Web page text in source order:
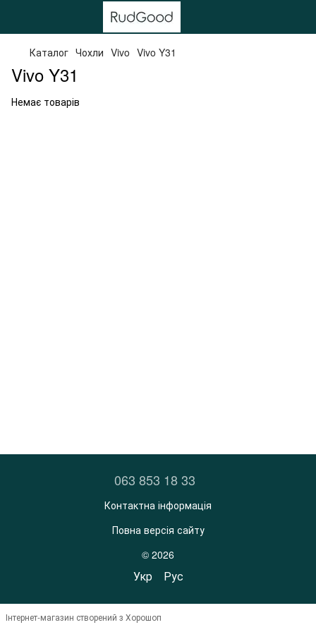
Каталог Чохли Vivo Vivo Y31
Vivo Y31
Немає товарів
063 853 18 33
Контактна інформація
Повна версія сайту
© 2026
Укр Рус
Інтернет-магазин створений з Хорошоп